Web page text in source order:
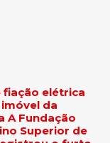
fiação elétrica
da
A Fundação
Superior de